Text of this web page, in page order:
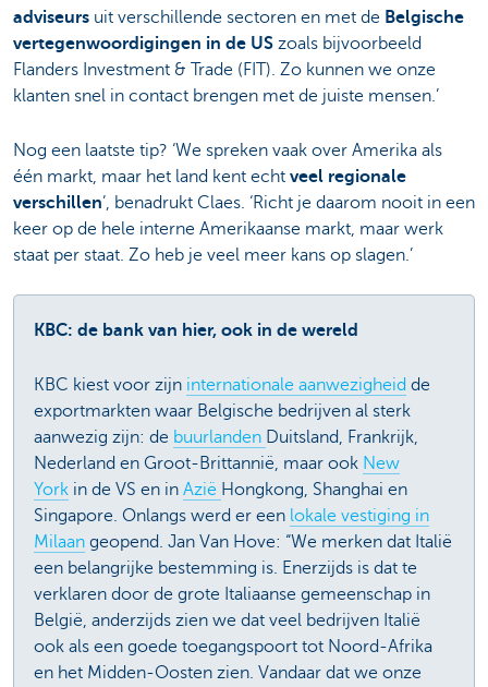
adviseurs uit verschillende sectoren en met de Belgische
vertegenwoordigingen in de US zoals bijvoorbeeld
Flanders Investment & Trade (FIT). Zo kunnen we onze
klanten snel in contact brengen met de juiste mensen.’
Nog een laatste tip? ‘We spreken vaak over Amerika als
één markt, maar het land kent echt veel regionale
verschillen’, benadrukt Claes. ‘Richt je daarom nooit in een
keer op de hele interne Amerikaanse markt, maar werk
staat per staat. Zo heb je veel meer kans op slagen.’
KBC: de bank van hier, ook in de wereld
KBC kiest voor zijn internationale aanwezigheid de
exportmarkten waar Belgische bedrijven al sterk
aanwezig zijn: de buurlanden Duitsland, Frankrijk,
Nederland en Groot-Brittannië, maar ook New
York in de VS en in Azië Hongkong, Shanghai en
Singapore. Onlangs werd er een lokale vestiging in
Milaan geopend. Jan Van Hove: “We merken dat Italië
een belangrijke bestemming is. Enerzijds is dat te
verklaren door de grote Italiaanse gemeenschap in
België, anderzijds zien we dat veel bedrijven Italië
ook als een goede toegangspoort tot Noord-Afrika
en het Midden-Oosten zien. Vandaar dat we onze